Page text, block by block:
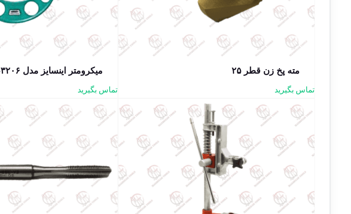
مته پخ زن قطر ۲۵
تماس بگیرید
میکرومتر اینسایز مدل ۳۲۰۶-۱۵۰
تماس بگیرید